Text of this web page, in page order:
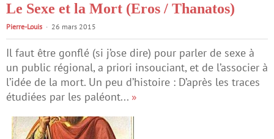
Le Sexe et la Mort (Eros / Thanatos)
Pierre-Louis 26 mars 2015
Il faut être gonflé (si j’ose dire) pour parler de sexe à
un public régional, a priori insouciant, et de l’associer à
l’idée de la mort. Un peu d’histoire : D’après les traces
étudiées par les paléont... »